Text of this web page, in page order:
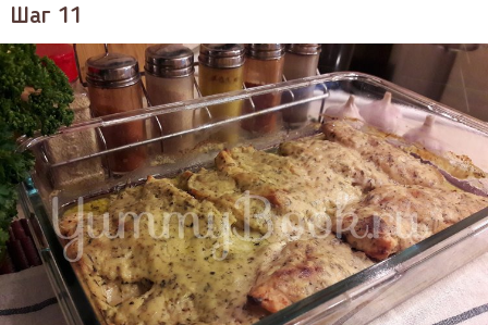
Шаг 11